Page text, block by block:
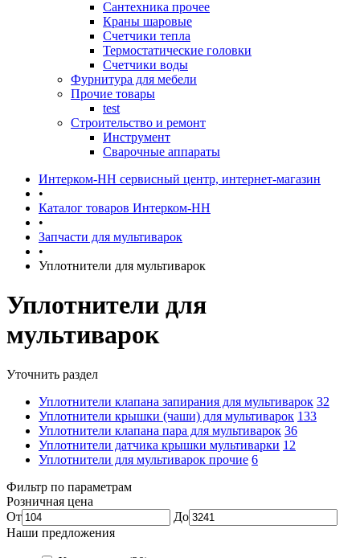
Сантехника прочее
Краны шаровые
Счетчики тепла
Термоcтатические головки
Счетчики воды
Фурнитура для мебели
Прочие товары
test
Строительство и ремонт
Инструмент
Сварочные аппараты
Интерком-НН сервисный центр, интернет-магазин
•
Каталог товаров Интерком-НН
•
Запчасти для мультиварок
•
Уплотнители для мультиварок
Уплотнители для
мультиварок
Уточнить раздел
Уплотнители клапана запирания для мультиварок 32
Уплотнители крышки (чаши) для мультиварок 133
Уплотнители клапана пара для мультиварок 36
Уплотнители датчика крышки мультиварки 12
Уплотнители для мультиварок прочие 6
Фильтр по параметрам
Розничная цена
От
До
Наши предложения